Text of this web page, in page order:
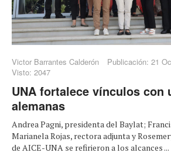
Victor Barrantes Calderón
Publicación: 21
Visto: 2047
UNA fortalece vínculos con
alemanas
Andrea Pagni, presidenta del Baylat;
Marianela Rojas, rectora adjunta y
de AICE-UNA se refirieron a los alcances ...